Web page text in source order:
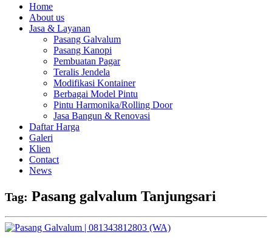
Home
About us
Jasa & Layanan
Pasang Galvalum
Pasang Kanopi
Pembuatan Pagar
Teralis Jendela
Modifikasi Kontainer
Berbagai Model Pintu
Pintu Harmonika/Rolling Door
Jasa Bangun & Renovasi
Daftar Harga
Galeri
Klien
Contact
News
Tag: Pasang galvalum Tanjungsari